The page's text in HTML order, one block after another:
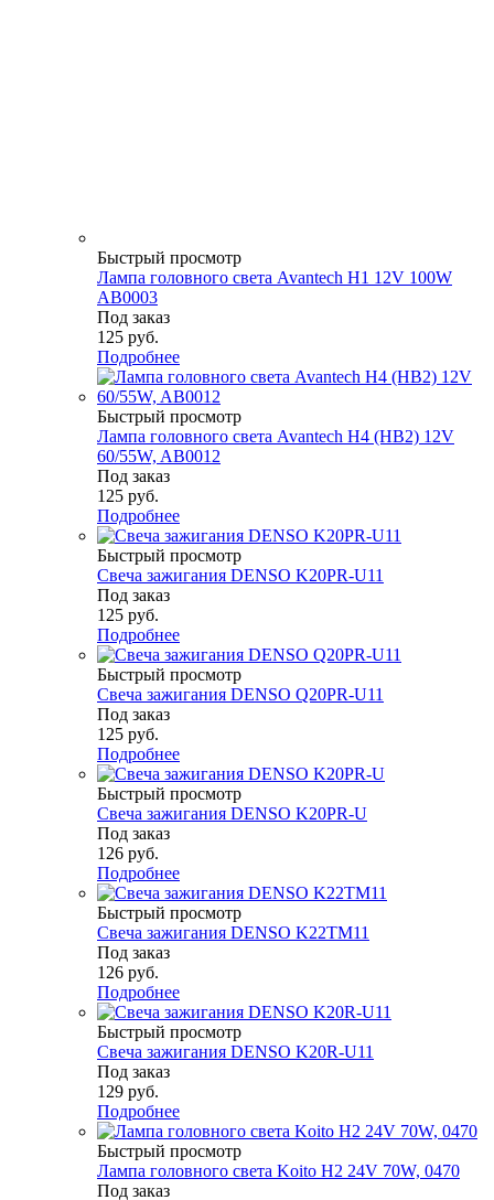
Быстрый просмотр
Лампа головного света Avantech H1 12V 100W
AB0003
Под заказ
125 руб.
Подробнее
Быстрый просмотр
Лампа головного света Avantech H4 (HB2) 12V
60/55W, AB0012
Под заказ
125 руб.
Подробнее
Быстрый просмотр
Свеча зажигания DENSO K20PR-U11
Под заказ
125 руб.
Подробнее
Быстрый просмотр
Свеча зажигания DENSO Q20PR-U11
Под заказ
125 руб.
Подробнее
Быстрый просмотр
Свеча зажигания DENSO K20PR-U
Под заказ
126 руб.
Подробнее
Быстрый просмотр
Свеча зажигания DENSO K22TM11
Под заказ
126 руб.
Подробнее
Быстрый просмотр
Свеча зажигания DENSO K20R-U11
Под заказ
129 руб.
Подробнее
Быстрый просмотр
Лампа головного света Koito H2 24V 70W, 0470
Под заказ